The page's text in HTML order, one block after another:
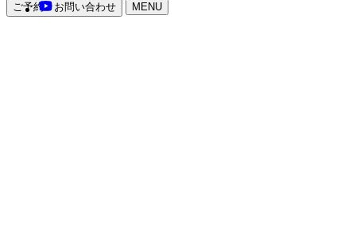
ご予約・お問い合わせ MENU